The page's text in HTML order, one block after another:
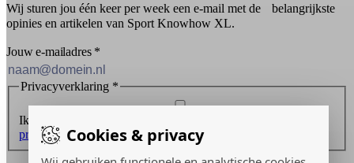
Cookies & privacy
Wij sturen jou één keer per week een e-mail met de belangrijkste
opinies en artikelen van Sport Knowhow XL.
Jouw e-mailadres *
Privacyverklaring *
Ik ontvang graag de nieuwsbrief en ga akkoord met de
privacyverklaring.